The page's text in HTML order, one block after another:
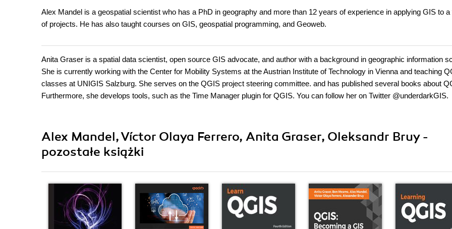
Alex Mandel is a geospatial scientist who has a PhD in geography and more than 12 years of experience in applying GIS to
of projects. He has also taught courses on GIS, geospatial programming, and Geoweb.
Anita Graser is a spatial data scientist, open source GIS advocate, and author with a background in geographic information
She is currently working with the Center for Mobility Systems at the Austrian Institute of Technology in Vienna and teaching
classes at UNIGIS Salzburg. She serves on the QGIS project steering committee. and has published several books about
Furthermore, she develops tools, such as the Time Manager plugin for QGIS. You can follow her on Twitter @underdarkGIS.
Alex Mandel, Víctor Olaya Ferrero, Anita Graser, Oleksandr Bruy -
pozostałe książki